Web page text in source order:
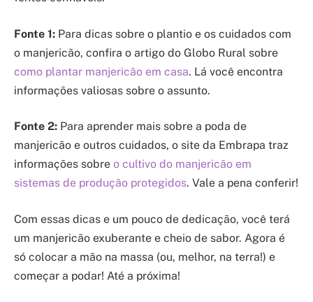
Fonte 1: Para dicas sobre o plantio e os cuidados com
o manjericão, confira o artigo do Globo Rural sobre
como plantar manjericão em casa. Lá você encontra
informações valiosas sobre o assunto.
Fonte 2: Para aprender mais sobre a poda de
manjericão e outros cuidados, o site da Embrapa traz
informações sobre o cultivo do manjericão em
sistemas de produção protegidos. Vale a pena conferir!
Com essas dicas e um pouco de dedicação, você terá
um manjericão exuberante e cheio de sabor. Agora é
só colocar a mão na massa (ou, melhor, na terra!) e
começar a podar! Até a próxima!